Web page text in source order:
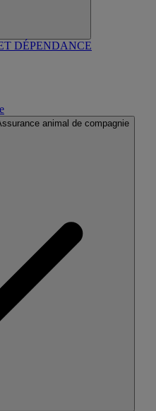
DÉPENDANCE
animal de compagnie